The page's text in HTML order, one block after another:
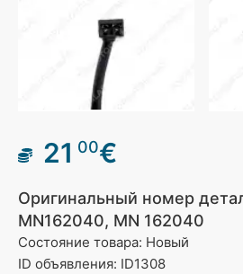
21 00€
Оригинальный номер
MN162040, MN 162040
Состояние товара: Новый
ID объявления: ID1308